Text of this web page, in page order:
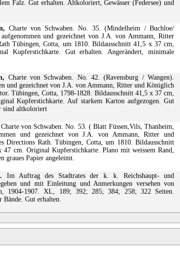
Falz. Gut erhalten. Altkoloriert, Gewässer (Federsee) und
Charte von Schwaben. No. 35. (Mindelheim / Buchloe/
und gezeichnet von J.A. von Ammann, Ritter
Tübingen, Cotta, um 1810. Bildausschnitt 41,5 x 37 cm,
Kupferstichkarte. Gut erhalten. Angerändert, minimale
Charte von Schwaben. No. 42. (Ravensburg / Wangen).
und gezeichnet von J.A. von Ammann, Ritter und Königlich
Tübingen, Cotta, 1798-1828. Bildausschnitt 41,5 x 37 cm,
Kupferstichkarte. Auf starkem Karton aufgezogen. Gut
sind altkoloriert
Charte von Schwaben. No. 53. ( Blatt Füssen,Vils, Thanheim,
und gezeichnet von J.A. von Ammann, Ritter und
Directions Rath. Tübingen, Cotta, um 1810. Bildausschnitt
cm. Original Kupferstichkarte. Plano mit weissem Rand,
graues Papier angeleimt.
Im Auftrag des Stadtrates der k. k. Reichshaupt- und
und mit Einleitung und Anmerkungen versehen von
1904-1907. XL, 189; 392; 285; 384; 258; 322 Seiten.
Gut erhalten.